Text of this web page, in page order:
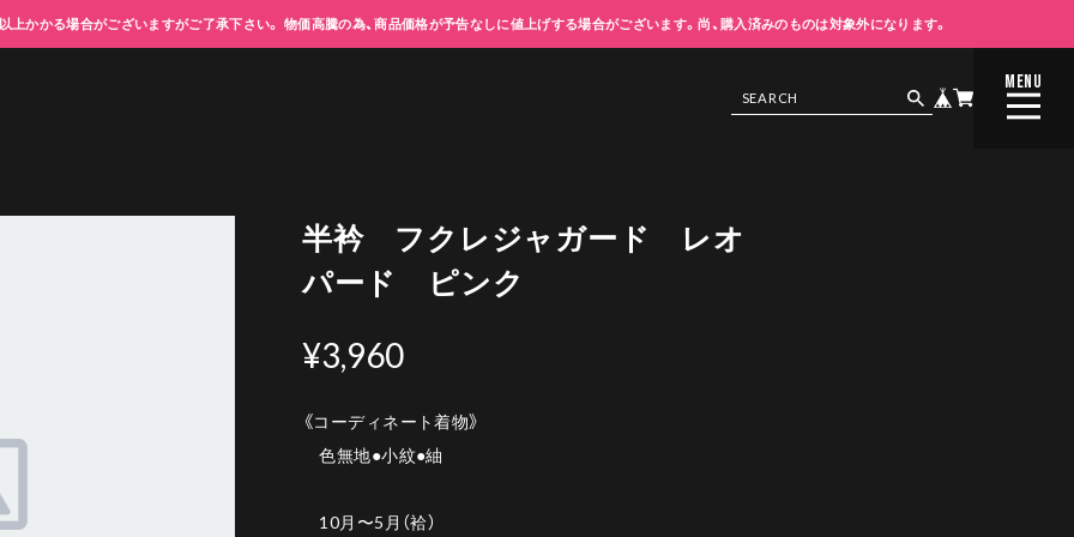
かかる場合がございますがご了承下さい。 物価高騰の為、商品価格が予告なしに値上げする場合がございます。尚、購入済みのものは対象外になります。
MENU
CLOSE
半衿 フクレジャガード レオ
パード ピンク
¥3,960
《コーディネート着物》
色無地●小紋●紬
10月〜5月（袷）